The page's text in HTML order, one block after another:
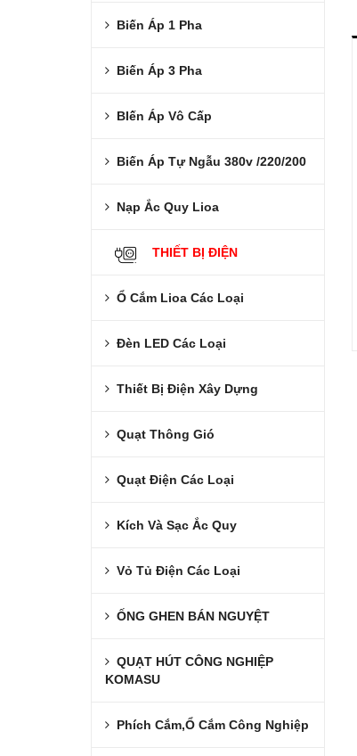
Biến Áp 1 Pha
Biến Áp 3 Pha
BIến Áp Vô Cấp
Biến Áp Tự Ngẫu 380v /220/200
Nạp Ắc Quy Lioa
THIẾT BỊ ĐIỆN
Ổ Cắm Lioa Các Loại
Đèn LED Các Loại
Thiết Bị Điện Xây Dựng
Quạt Thông Gió
Quạt Điện Các Loại
Kích Và Sạc Ắc Quy
Vỏ Tủ Điện Các Loại
ỐNG GHEN BÁN NGUYỆT
QUẠT HÚT CÔNG NGHIỆP
KOMASU
Phích Cắm,Ổ Cắm Công Nghiệp